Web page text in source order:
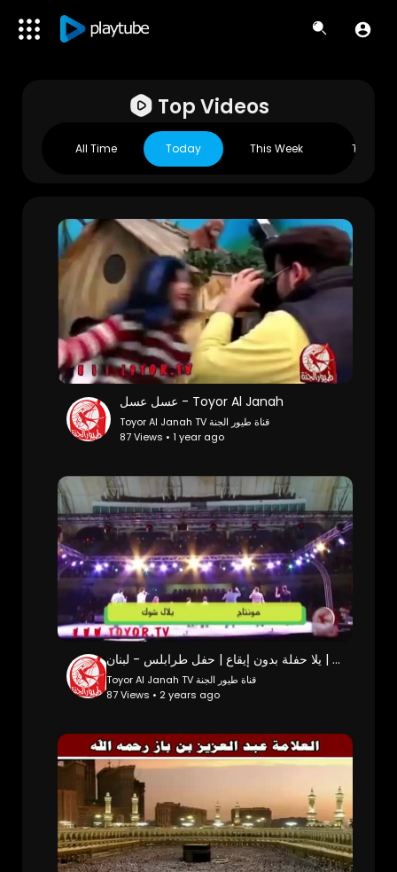
Top Videos
All Time Today This Week This
عسل عسل - Toyor Al Janah
Toyor Al Janah TV قناة طيور الجنة
87 Views • 1 year ago
يلا حفلة بدون إيقاع | حفل طرابلس - لبنان | Toyor Al Janah
Toyor Al Janah TV قناة طيور الجنة
87 Views • 2 years ago